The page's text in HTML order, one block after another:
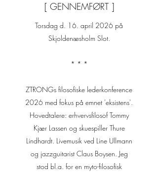
[ GENNEMFØRT ]
Torsdag d. 16. april 2026 på
Skjoldenæsholm Slot.
* * *
ZTRONGs filosofiske lederkonference
2026 med fokus på emnet 'eksistens'.
Hovedtalere: erhvervsfilosof Tommy
Kjær Lassen og skuespiller Thure
Lindhardt. Livemusik ved Line Ullmann
og jazzguitarist Claus Boysen. Jeg
stod bl.a. for en myto-filosofisk